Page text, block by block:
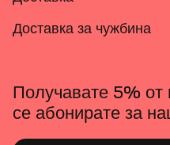
Доставка за чужбина
Получавате 5% от
се абонирате за